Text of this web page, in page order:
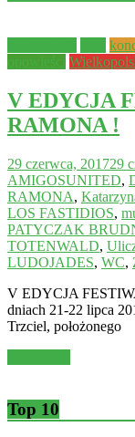
V EDYCJA
RAMONA !
29 czerwca, 201729
AMIGOSUNITED,
RAMONA,
LOS FASTIDIOS,
PATYCZAK
TOTENWALD,
LUDOJADES, WC,
V EDYCJA
dniach 21-22 lipca
Trzciel, położonego
Top 10